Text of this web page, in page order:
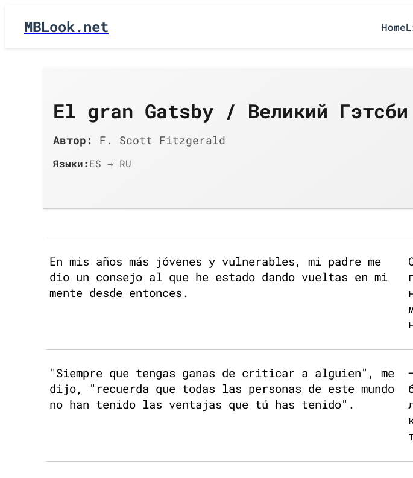
MBLook.net Home
El gran Gatsby / Великий Гэтсби
Автор: F. Scott Fitzgerald
Языки:ES → RU
En mis años más jóvenes y vulnerables, mi padre me
dio un consejo al que he estado dando vueltas en mi
mente desde entonces.
"Siempre que tengas ganas de criticar a alguien", me
dijo, "recuerda que todas las personas de este mundo
no han tenido las ventajas que tú has tenido".